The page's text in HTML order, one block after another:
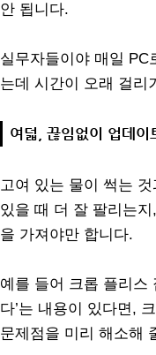
안 됩니다.
실무자들이야 매일
는데 시간이 오래 걸리
여덟, 끊임없이 업데이
고여 있는 물이 썩는
있을 때 더 잘 팔리는
을 가져야만 합니다.
예를 들어 크롭 플리스
다’는 내용이 있다면,
문제점을 미리 해소해